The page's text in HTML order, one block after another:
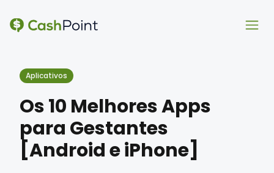
Aplicativos
Os 10 Melhores Apps
para Gestantes
[Android e iPhone]